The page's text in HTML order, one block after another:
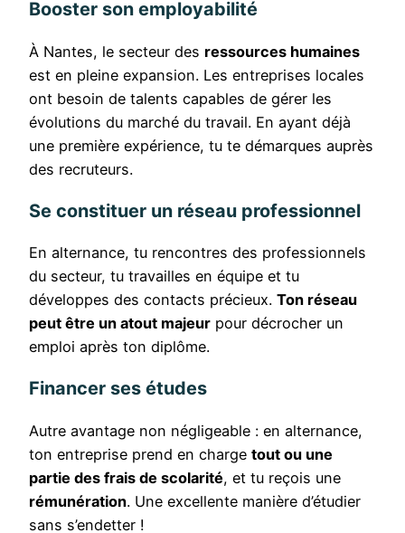
Booster son employabilité
À Nantes, le secteur des ressources humaines
est en pleine expansion. Les entreprises locales
ont besoin de talents capables de gérer les
évolutions du marché du travail. En ayant déjà
une première expérience, tu te démarques auprès
des recruteurs.
Se constituer un réseau professionnel
En alternance, tu rencontres des professionnels
du secteur, tu travailles en équipe et tu
développes des contacts précieux. Ton réseau
peut être un atout majeur pour décrocher un
emploi après ton diplôme.
Financer ses études
Autre avantage non négligeable : en alternance,
ton entreprise prend en charge tout ou une
partie des frais de scolarité, et tu reçois une
rémunération. Une excellente manière d’étudier
sans s’endetter !